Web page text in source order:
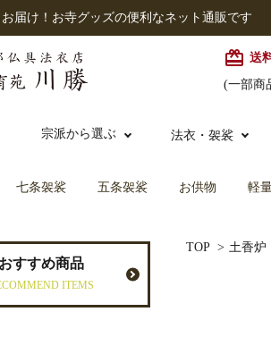
届け！お寺グッズの便利なネット通販です
card_giftcard 送
(一部商
宗派から選ぶ
西） 大谷派
法衣・袈裟
本連念珠（僧侶用）
七条袈裟 五条袈裟 お供物 軽
TOP > 土香炉
おすすめ商品
ITEMS